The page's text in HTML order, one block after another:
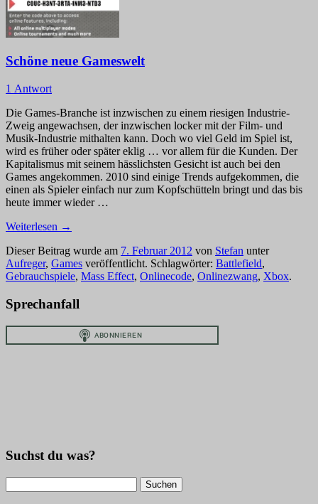
Schöne neue Gameswelt
1 Antwort
Die Games-Branche ist inzwischen zu einem riesigen Industrie-
Zweig angewachsen, der inzwischen locker mit der Film- und
Musik-Industrie mithalten kann. Doch wo viel Geld im Spiel ist,
wird es früher oder später eklig … vor allem für die Kunden. Der
Kapitalismus mit seinem hässlichsten Gesicht ist auch bei den
Games angekommen. 2010 sind einige Trends aufgekommen, die
einen als Spieler einfach nur zum Kopfschütteln bringt und das bis
heute immer wieder …
Weiterlesen →
Dieser Beitrag wurde am 7. Februar 2012 von Stefan unter
Aufreger, Games veröffentlicht. Schlagwörter: Battlefield,
Gebrauchspiele, Mass Effect, Onlinecode, Onlinezwang, Xbox.
Sprechanfall
Suchst du was?
nach: